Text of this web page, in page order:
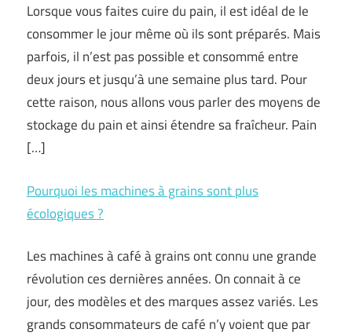
Lorsque vous faites cuire du pain, il est idéal de le
consommer le jour même où ils sont préparés. Mais
parfois, il n’est pas possible et consommé entre
deux jours et jusqu’à une semaine plus tard. Pour
cette raison, nous allons vous parler des moyens de
stockage du pain et ainsi étendre sa fraîcheur. Pain
[…]
Pourquoi les machines à grains sont plus
écologiques ?
Les machines à café à grains ont connu une grande
révolution ces dernières années. On connait à ce
jour, des modèles et des marques assez variés. Les
grands consommateurs de café n’y voient que par